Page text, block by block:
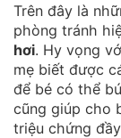
Trên đây là
phòng tránh
hơi. Hy vọng
mẹ biết được
để bé có thể
cũng giúp cho
triệu chứng